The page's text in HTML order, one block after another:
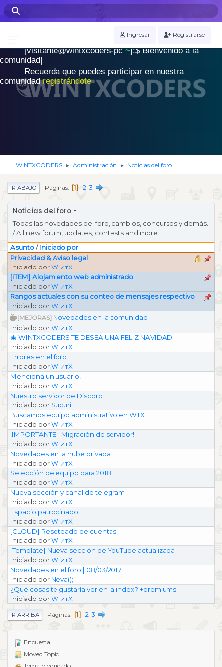
Ingresar Registrarse
WINTXCODERS Terminal
[visitante@wintxcoders-pc~]:$ .
Bienvenido a la
comunidad|
Recuerda que puedes participar en nuestra
comunidadregistrándote
WINTXCODERS ► Administración ► Noticias del foro
IR ABAJO Páginas 1 2 3
Noticias del foro
Todas las novedades del foro, cambios, concursos y demás.
/ All new forum, updates, contests and more.
Asunto/Iniciado por
Privacidad & Aviso legal
Iniciado porWIитX
[ITEM] Alojamiento web administrado
Iniciado porWIитX
Rangos actuales con su conteo de mensajes respectivo
Iniciado porWIитX
[MEJORAS] Novedades en la comunidad
Iniciado porWIитX
🎄 WINTXCODERS TE DESEA UNA FELIZ NAVIDAD
Iniciado porWIитX
Errores en el foro
Iniciado porWIитX
Menciona un usuario!
Iniciado porWIитX
Nuestro servidor de Discord.
Iniciado por Sucuri
Buscamos equipo administrativo en WTX
Iniciado porWIитX
!IMPORTANTE - Migración de servidor!
Iniciado porWIитX
Novedades en la nube privada
Iniciado porWIитX
Selección de equipo para 2018
Iniciado porWIитX
Nueva sección y canal de telegram
Iniciado porWIитX
Espacio patrocinado
Iniciado porWIитX
[CLOUD] Reseteado de cuentas
Iniciado porWIитX
[Template] Nueva sección de YouTube actualizada
Iniciado porWIитX
Novedades en el foro | 08/03/2017
Iniciado por Neva();
¿Qué cosas te gustaría ver en la index? +premiums
Iniciado porWIитX
IR ARRIBA Páginas 1 2 3
Encuesta
Moved Topic
Tema bloqueado